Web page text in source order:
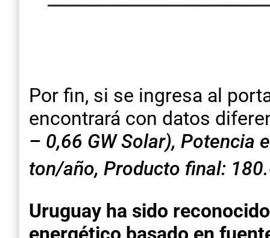
Por fin, si se ingresa al
encontrará con datos
– 0,66 GW Solar), Potencia
ton/año, Producto final:
Uruguay ha sido